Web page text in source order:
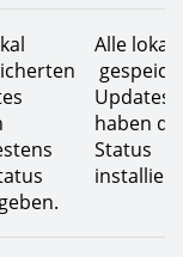
Alle lokal
Updates
haben
Status
installiert.